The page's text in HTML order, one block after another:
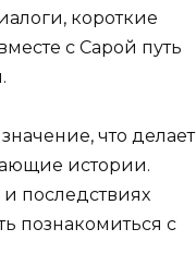
короткие
с Сарой путь
что делает
истории.
последствиях
познакомиться с